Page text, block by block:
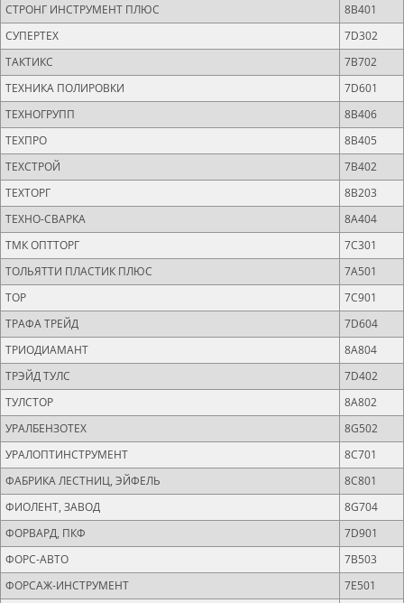
СТРОНГ ИНСТРУМЕНТ ПЛЮС
8B401
СУПЕРТЕХ
7D302
ТАКТИКС
7B702
ТЕХНИКА ПОЛИРОВКИ
7D601
ТЕХНОГРУПП
8B406
ТЕХПРО
8B405
ТЕХСТРОЙ
7B402
ТЕХТОРГ
8B203
ТЕХНО-СВАРКА
8A404
ТМК ОПТТОРГ
7C301
ТОЛЬЯТТИ ПЛАСТИК ПЛЮС
7A501
ТОР
7C901
ТРАФА ТРЕЙД
7D604
ТРИОДИАМАНТ
8A804
ТРЭЙД ТУЛС
7D402
ТУЛСТОР
8A802
УРАЛБЕНЗОТЕХ
8G502
УРАЛОПТИНСТРУМЕНТ
8C701
ФАБРИКА ЛЕСТНИЦ, ЭЙФЕЛЬ
8C801
ФИОЛЕНТ, ЗАВОД
8G704
ФОРВАРД, ПКФ
7D901
ФОРС-АВТО
7B503
ФОРСАЖ-ИНСТРУМЕНТ
7E501